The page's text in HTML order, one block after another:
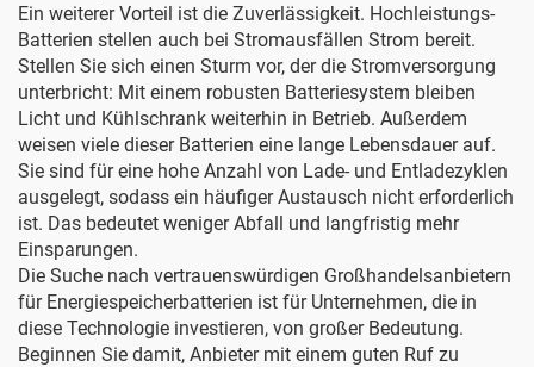
Ein weiterer Vorteil ist die Zuverlässigkeit. Hochleistungs-
Batterien stellen auch bei Stromausfällen Strom bereit.
Stellen Sie sich einen Sturm vor, der die Stromversorgung
unterbricht: Mit einem robusten Batteriesystem bleiben
Licht und Kühlschrank weiterhin in Betrieb. Außerdem
weisen viele dieser Batterien eine lange Lebensdauer auf.
Sie sind für eine hohe Anzahl von Lade- und Entladezyklen
ausgelegt, sodass ein häufiger Austausch nicht erforderlich
ist. Das bedeutet weniger Abfall und langfristig mehr
Einsparungen.
Die Suche nach vertrauenswürdigen Großhandelsanbietern
für Energiespeicherbatterien ist für Unternehmen, die in
diese Technologie investieren, von großer Bedeutung.
Beginnen Sie damit, Anbieter mit einem guten Ruf zu